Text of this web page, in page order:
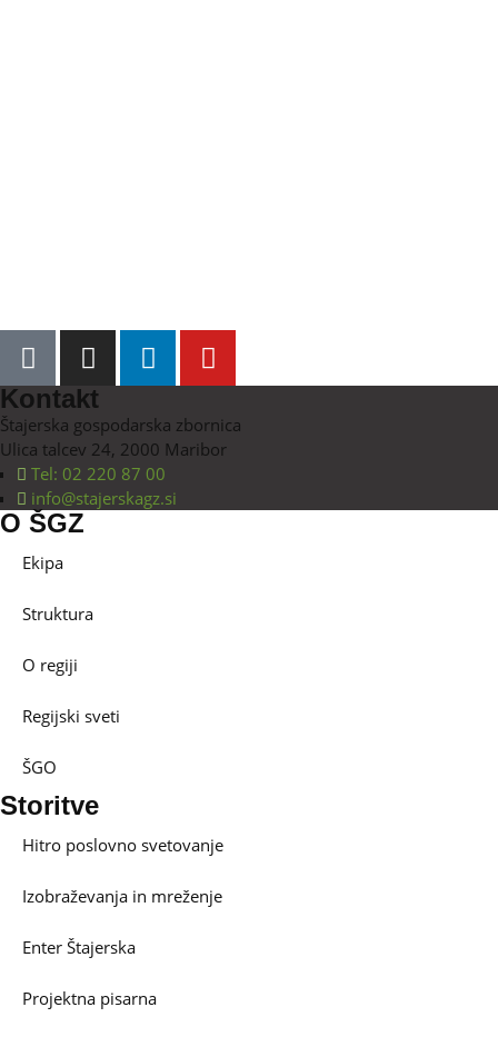
Kontakt
Štajerska gospodarska zbornica
Ulica talcev 24, 2000 Maribor
Tel: 02 220 87 00
info@stajerskagz.si
O ŠGZ
Ekipa
Struktura
O regiji
Regijski sveti
ŠGO
Storitve
Hitro poslovno svetovanje
Izobraževanja in mreženje
Enter Štajerska
Projektna pisarna